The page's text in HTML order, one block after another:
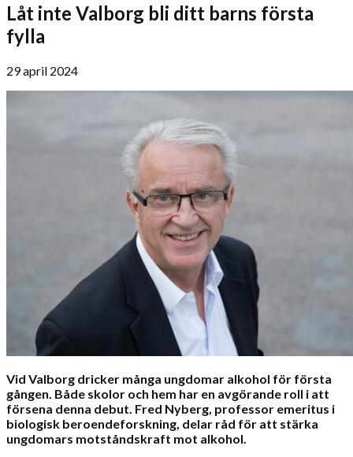
Låt inte Valborg bli ditt barns första
fylla
29 april 2024
Vid Valborg dricker många ungdomar alkohol för första
gången. Både skolor och hem har en avgörande roll i att
försena denna debut. Fred Nyberg, professor emeritus i
biologisk beroendeforskning, delar råd för att stärka
ungdomars motståndskraft mot alkohol.